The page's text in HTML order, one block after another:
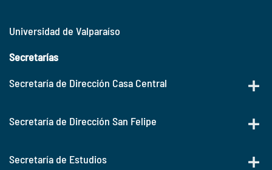
Universidad de Valparaíso
Secretarías
Secretaría de Dirección Casa Central
Secretaría de Dirección San Felipe
Secretaría de Estudios